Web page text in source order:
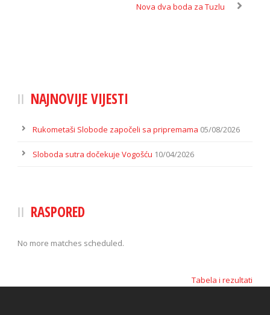
Nova dva boda za Tuzlu
NAJNOVIJE VIJESTI
Rukometaši Slobode započeli sa pripremama 05/08/2026
Sloboda sutra dočekuje Vogošću 10/04/2026
RASPORED
No more matches scheduled.
Tabela i rezultati